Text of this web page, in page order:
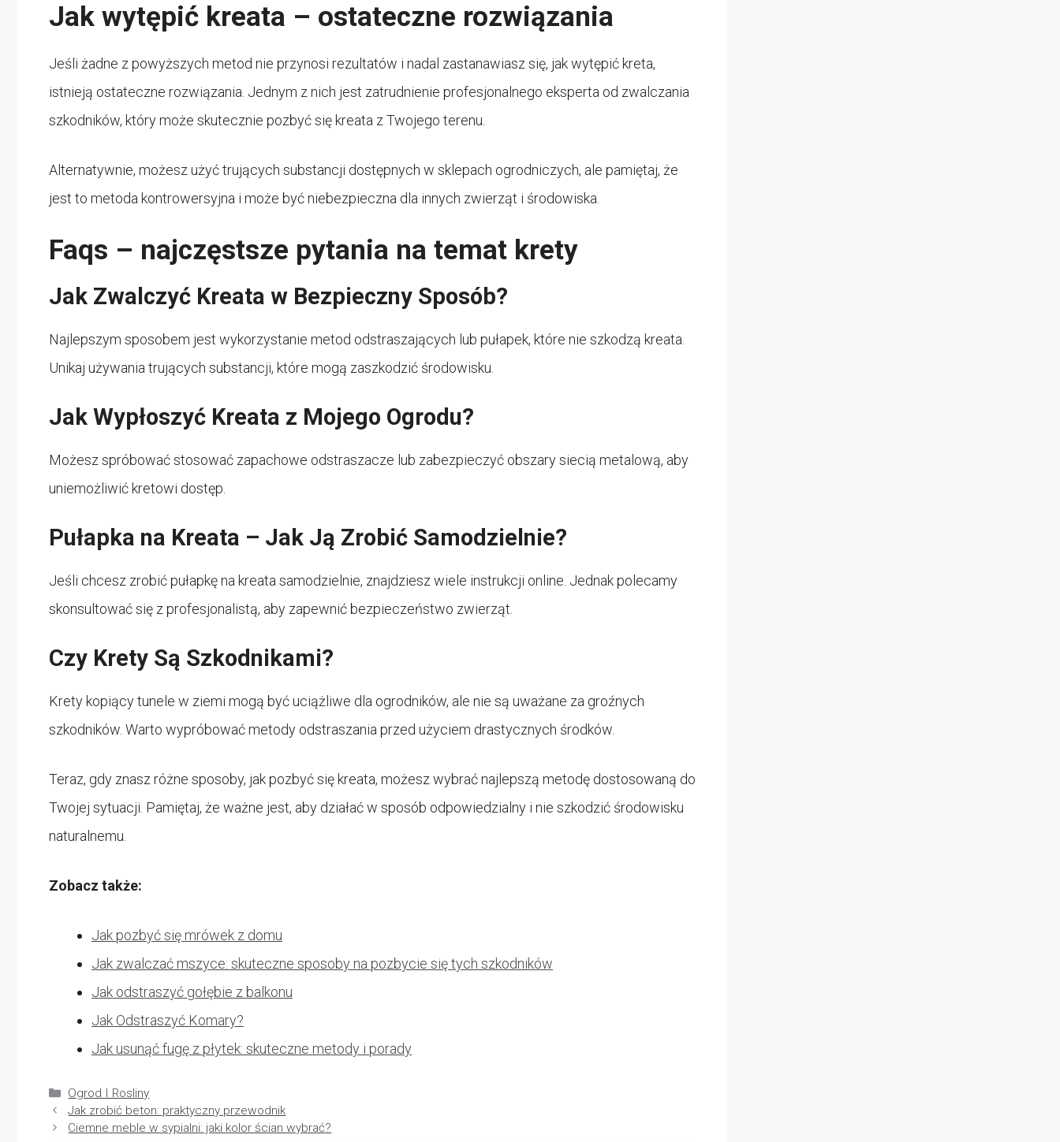
Jak wytępić kreata – ostateczne rozwiązania
Jeśli żadne z powyższych metod nie przynosi rezultatów i nadal zastanawiasz się, jak wytępić kreta,
istnieją ostateczne rozwiązania. Jednym z nich jest zatrudnienie profesjonalnego eksperta od zwalczania
szkodników, który może skutecznie pozbyć się kreata z Twojego terenu.
Alternatywnie, możesz użyć trujących substancji dostępnych w sklepach ogrodniczych, ale pamiętaj, że
jest to metoda kontrowersyjna i może być niebezpieczna dla innych zwierząt i środowiska.
Faqs – najczęstsze pytania na temat krety
Jak Zwalczyć Kreata w Bezpieczny Sposób?
Najlepszym sposobem jest wykorzystanie metod odstraszających lub pułapek, które nie szkodzą kreata.
Unikaj używania trujących substancji, które mogą zaszkodzić środowisku.
Jak Wypłoszyć Kreata z Mojego Ogrodu?
Możesz spróbować stosować zapachowe odstraszacze lub zabezpieczyć obszary siecią metalową, aby
uniemożliwić kretowi dostęp.
Pułapka na Kreata – Jak Ją Zrobić Samodzielnie?
Jeśli chcesz zrobić pułapkę na kreata samodzielnie, znajdziesz wiele instrukcji online. Jednak polecamy
skonsultować się z profesjonalistą, aby zapewnić bezpieczeństwo zwierząt.
Czy Krety Są Szkodnikami?
Krety kopiący tunele w ziemi mogą być uciążliwe dla ogrodników, ale nie są uważane za groźnych
szkodników. Warto wypróbować metody odstraszania przed użyciem drastycznych środków.
Teraz, gdy znasz różne sposoby, jak pozbyć się kreata, możesz wybrać najlepszą metodę dostosowaną do
Twojej sytuacji. Pamiętaj, że ważne jest, aby działać w sposób odpowiedzialny i nie szkodzić środowisku
naturalnemu.
Zobacz także:
Jak pozbyć się mrówek z domu
Jak zwalczać mszyce: skuteczne sposoby na pozbycie się tych szkodników
Jak odstraszyć gołębie z balkonu
Jak Odstraszyć Komary?
Jak usunąć fugę z płytek: skuteczne metody i porady
Kategorie
Ogrod I Rosliny
Jak zrobić beton: praktyczny przewodnik
Ciemne meble w sypialni: jaki kolor ścian wybrać?